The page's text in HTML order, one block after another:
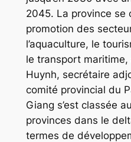
2045. La province se
promotion des
l’aquaculture, le
le transport maritime,
Huynh, secrétaire
comité provincial du
Giang s’est classée
provinces dans le
termes de